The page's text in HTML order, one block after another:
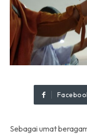
Sebagai umat